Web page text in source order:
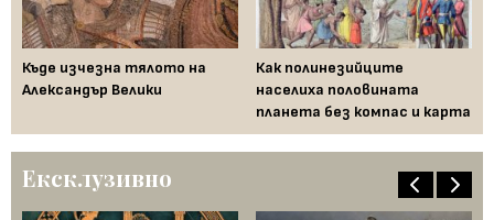
Къде изчезна тялото на
Александър Велики
Как полинезийците
населиха половината
планета без компас и карта
Ексклузивно